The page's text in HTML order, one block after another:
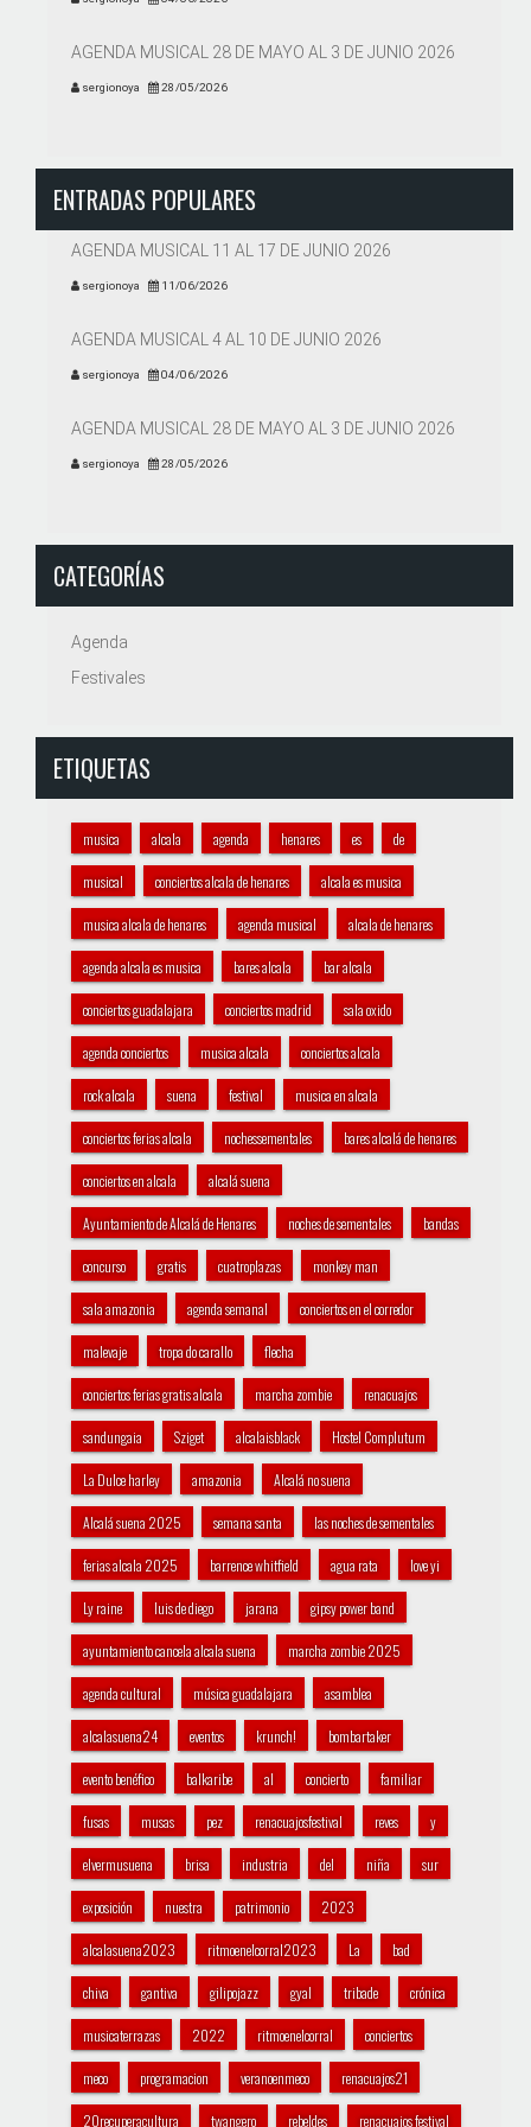
AGENDA MUSICAL 28 DE MAYO AL 3 DE JUNIO 2026
sergionoya 28/05/2026
ENTRADAS POPULARES
AGENDA MUSICAL 11 AL 17 DE JUNIO 2026
sergionoya 11/06/2026
AGENDA MUSICAL 4 AL 10 DE JUNIO 2026
sergionoya 04/06/2026
AGENDA MUSICAL 28 DE MAYO AL 3 DE JUNIO 2026
sergionoya 28/05/2026
CATEGORÍAS
Agenda
Festivales
ETIQUETAS
musica alcala agenda henares es de
musical conciertos alcala de henares alcala es musica
musica alcala de henares agenda musical alcala de henares
agenda alcala es musica bares alcala bar alcala
conciertos guadalajara conciertos madrid sala oxido
agenda conciertos musica alcala conciertos alcala
rock alcala suena festival musica en alcala
conciertos ferias alcala nochessementales bares alcalá de henares
conciertos en alcala alcalá suena
Ayuntamiento de Alcalá de Henares noches de sementales bandas
concurso gratis cuatroplazas monkey man
sala amazonia agenda semanal conciertos en el corredor
malevaje tropa do carallo flecha
conciertos ferias gratis alcala marcha zombie renacuajos
sandungaia Sziget alcalaisblack Hostel Complutum
La Dulce harley amazonia Alcalá no suena
Alcalá suena 2025 semana santa las noches de sementales
ferias alcala 2025 barrence whitfield agua rata love yi
Ly raine luis de diego jarana gipsy power band
ayuntamiento cancela alcala suena marcha zombie 2025
agenda cultural música guadalajara asamblea
alcalasuena24 eventos krunch! bombartaker
evento benéfico balkaribe al concierto familiar
fusas musas pez renacuajosfestival reves y
elvermusuena brisa industria del niña sur
exposición nuestra patrimonio 2023
alcalasuena2023 ritmoenelcorral2023 La bad
chiva gantiva gilipojazz gyal tribade crónica
musicaterrazas 2022 ritmoenelcorral conciertos
meco programacion veranoenmeco renacuajos21
20recuperacultura twangero rebeldes renacuajos festival